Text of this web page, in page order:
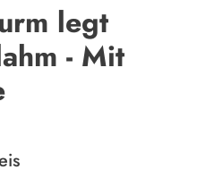
legt
- Mit